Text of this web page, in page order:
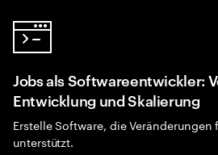
Jobs als Softwareentwickler:
Entwicklung und Skalierung
Erstelle Software, die
unterstützt.